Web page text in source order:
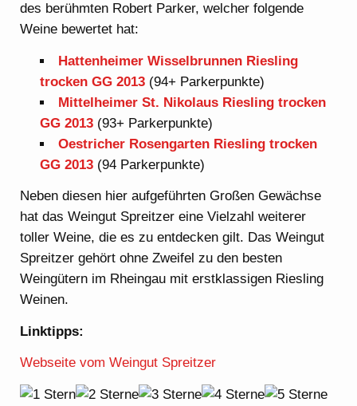
des berühmten Robert Parker, welcher folgende
Weine bewertet hat:
Hattenheimer Wisselbrunnen Riesling
trocken GG 2013 (94+ Parkerpunkte)
Mittelheimer St. Nikolaus Riesling trocken
GG 2013 (93+ Parkerpunkte)
Oestricher Rosengarten Riesling trocken
GG 2013 (94 Parkerpunkte)
Neben diesen hier aufgeführten Großen Gewächse
hat das Weingut Spreitzer eine Vielzahl weiterer
toller Weine, die es zu entdecken gilt. Das Weingut
Spreitzer gehört ohne Zweifel zu den besten
Weingütern im Rheingau mit erstklassigen Riesling
Weinen.
Linktipps:
Webseite vom Weingut Spreitzer